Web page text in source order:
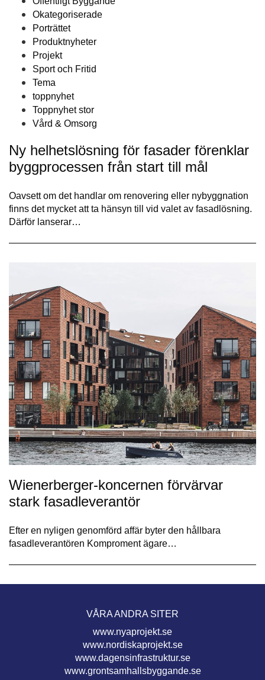
Okategoriserade
Porträttet
Produktnyheter
Projekt
Sport och Fritid
Tema
toppnyhet
Toppnyhet stor
Vård & Omsorg
Ny helhetslösning för fasader förenklar
byggprocessen från start till mål
Oavsett om det handlar om renovering eller nybyggnation
finns det mycket att ta hänsyn till vid valet av fasadlösning.
Därför lanserar…
Wienerberger-koncernen förvärvar
stark fasadleverantör
Efter en nyligen genomförd affär byter den hållbara
fasadleverantören Komproment ägare…
VÅRA ANDRA SITER
www.nyaprojekt.se
www.nordiskaprojekt.se
www.dagensinfrastruktur.se
www.grontsamhallsbyggande.se